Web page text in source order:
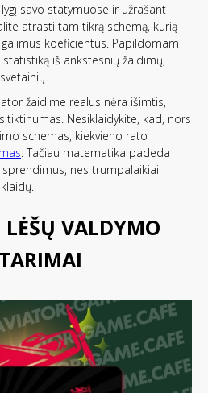
savo statymuose ir užrašant
atrasti tam tikrą schemą, kurią
koeficientus. Papildomam
iš ankstesnių žaidimų,
žaidime realus nėra išimtis,
Nesiklaidykite, kad, nors
schemas, kiekvieno rato
. Tačiau matematika padeda
nes trumpalaikiai
LĖŠŲ VALDYMO